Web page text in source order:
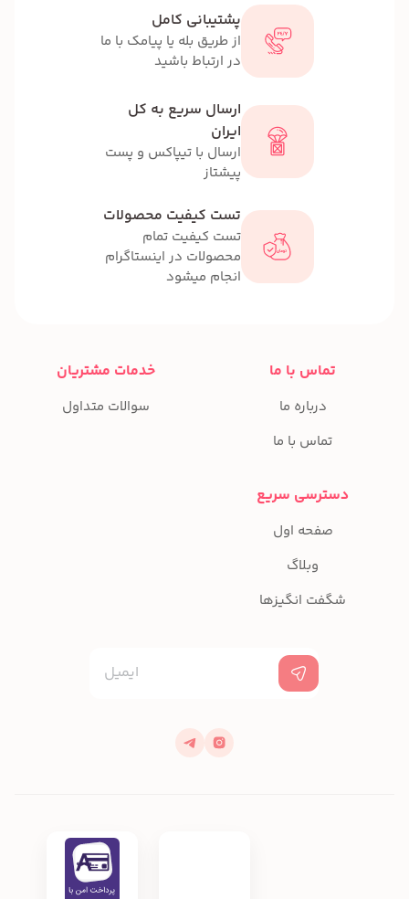
پشتیبانی کامل
از طریق بله یا پیامک با ما
در ارتباط باشید
ارسال سریع به کل
ایران
ارسال با تیپاکس و پست
پیشتاز
تست کیفیت محصولات
تست کیفیت تمام
محصولات در اینستاگرام
انجام میشود
تماس با ما
درباره ما
تماس با ما
خدمات مشتریان
سوالات متداول
دسترسی سریع
صفحه اول
وبلاگ
شگفت انگیزها